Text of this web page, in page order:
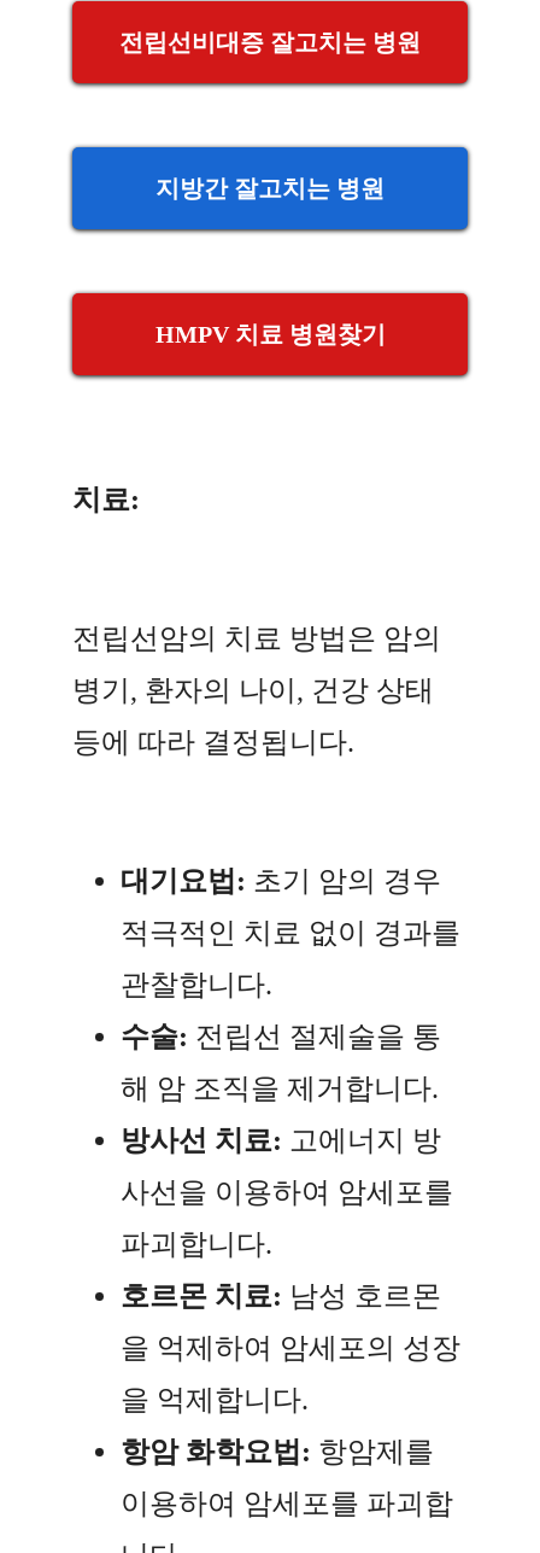
전립선비대증 잘고치는 병원
지방간 잘고치는 병원
HMPV 치료 병원찾기
치료:
전립선암의 치료 방법은 암의
병기, 환자의 나이, 건강 상태
등에 따라 결정됩니다.
대기요법: 초기 암의 경우
적극적인 치료 없이 경과를
관찰합니다.
수술: 전립선 절제술을 통
해 암 조직을 제거합니다.
방사선 치료: 고에너지 방
사선을 이용하여 암세포를
파괴합니다.
호르몬 치료: 남성 호르몬
을 억제하여 암세포의 성장
을 억제합니다.
항암 화학요법: 항암제를
이용하여 암세포를 파괴합